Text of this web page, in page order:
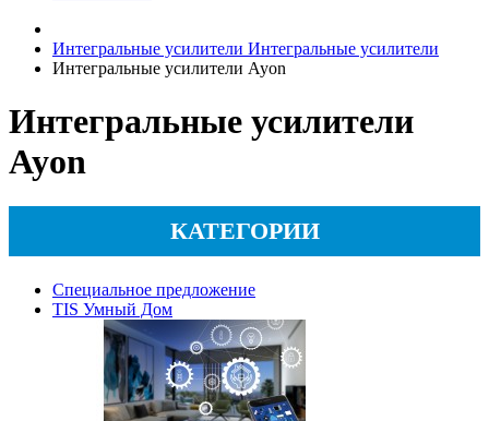
Интегральные усилители Интегральные усилители
Интегральные усилители Ayon
Интегральные усилители
Ayon
КАТЕГОРИИ
Специальное предложение
TIS Умный Дом